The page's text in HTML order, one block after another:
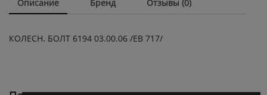
Описание Бренд Отзывы (0)
КОЛЕСН. БОЛТ 6194 03.00.06 /ЕВ 717/